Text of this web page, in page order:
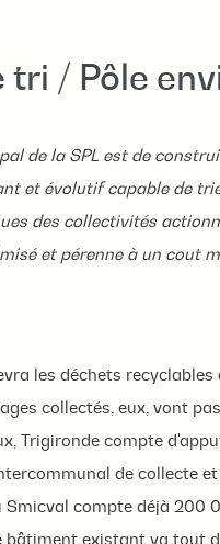
tri / Pôle
de la SPL est de
et évolutif capable de
des collectivités
et pérenne à un cout
les déchets
collectés, eux, vont
Trigironde compte
de collecte
Smicval compte déjà
bâtiment existant va tout